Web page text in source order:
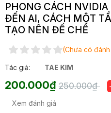
PHONG CÁCH
ĐẾN AI, CÁCH MỘT
TẠO NÊN ĐẾ CHẾ
(Chưa có
Tác giả: TAE KIM
200.000₫ 250.000₫
Xem đánh giá